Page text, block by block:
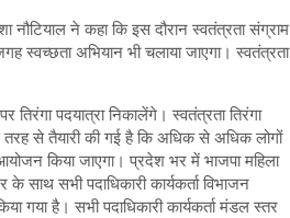
नौटियाल ने कहा कि इस दौरान स्वतंत्रता संग्राम
स्वच्छता अभियान भी चलाया जाएगा। स्वतंत्रता
तिरंगा पदयात्रा निकालेंगे। स्वतंत्रता तिरंगा
तरह से तैयारी की गई है कि अधिक से अधिक लोगों
किया जाएगा। प्रदेश भर में भाजपा महिला
के साथ सभी पदाधिकारी कार्यकर्ता विभाजन
गया है। सभी पदाधिकारी कार्यकर्ता मंडल स्तर